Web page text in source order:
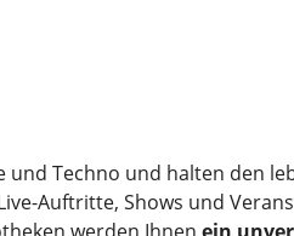
Techno und halten den
Auftritte, Shows und